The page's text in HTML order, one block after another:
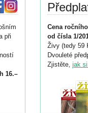
při
16.–
Cena
od čísla 1/
Živy (tedy 59
Dvouleté
Zjistěte, jak